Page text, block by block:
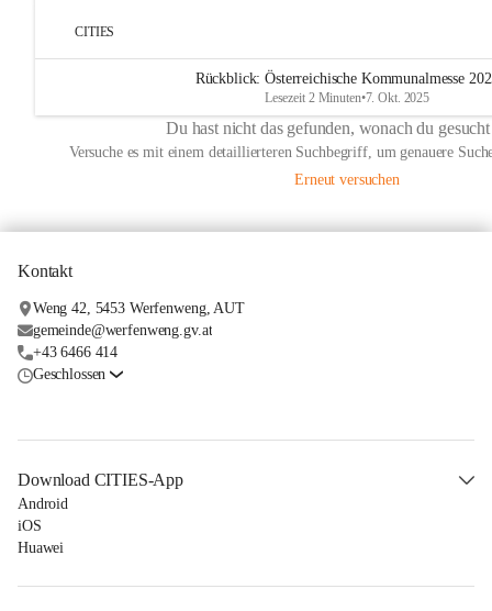
CITIES
Rückblick: Österreichische Kommunalmesse
Lesezeit 2 Minuten•7. Okt. 2025
Du hast nicht das gefunden, wonach du gesucht
Versuche es mit einem detaillierteren Suchbegriff, um genauere
Erneut versuchen
Kontakt
Weng 42, 5453 Werfenweng, AUT
gemeinde@werfenweng.gv.at
+43 6466 414
Geschlossen
Download CITIES-App
Android
iOS
Huawei